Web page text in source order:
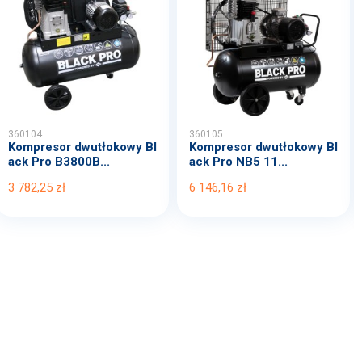
360104
Kompresor dwutłokowy Bl
ack Pro B3800B...
3 782,25 zł
360105
Kompresor dwutłokowy Bl
ack Pro NB5 11...
6 146,16 zł